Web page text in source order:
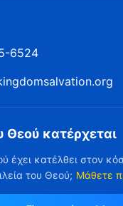
6524
Θεού κατέρχεται
έχει κατέλθει στον
του Θεού; Μάθετε